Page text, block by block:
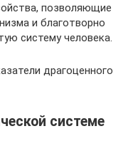
позволяющие
и благотворно
систему человека.
драгоценного
системе